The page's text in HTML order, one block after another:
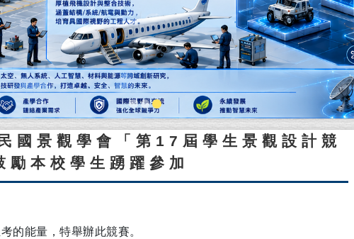
國景觀學會「第17屆學生景觀設計競
勵本校學生踴躍參加
的能量，特舉辦此競賽。